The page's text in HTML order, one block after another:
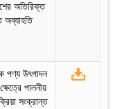
অতিরিক্ত
অব্যাহতি
পণ্য উৎপাদন
পালনীয়
সংক্রান্ত